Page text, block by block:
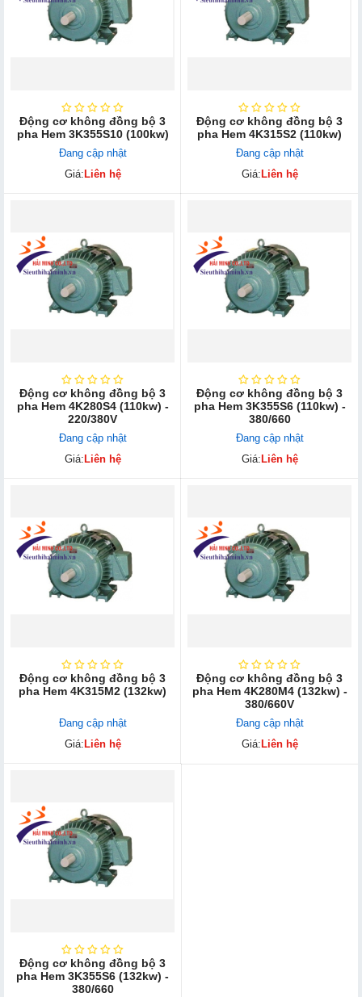
Động cơ không đồng bộ 3
pha Hem 3K355S10 (100kw)
Đang cập nhật
Giá: Liên hệ
Động cơ không đồng bộ 3
pha Hem 4K315S2 (110kw)
Đang cập nhật
Giá: Liên hệ
Động cơ không đồng bộ 3
pha Hem 4K280S4 (110kw) -
220/380V
Đang cập nhật
Giá: Liên hệ
Động cơ không đồng bộ 3
pha Hem 3K355S6 (110kw) -
380/660
Đang cập nhật
Giá: Liên hệ
Động cơ không đồng bộ 3
pha Hem 4K315M2 (132kw)
Đang cập nhật
Giá: Liên hệ
Động cơ không đồng bộ 3
pha Hem 4K280M4 (132kw) -
380/660V
Đang cập nhật
Giá: Liên hệ
Động cơ không đồng bộ 3
pha Hem 3K355S6 (132kw) -
380/660